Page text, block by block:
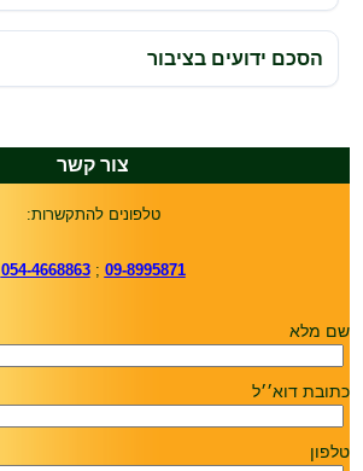
הסכם ידועים בציבור
צור קשר
טלפונים להתקשרות:
09-8995871
;
054-4668863
שם מלא
כתובת דוא׳׳ל
טלפון